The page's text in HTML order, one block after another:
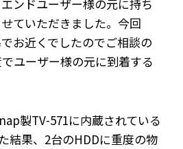
ンドユーザー様の元に持ち
ていただきました。今回
お近くでしたのでご相談の
ユーザー様の元に到着する
製TV-571に内蔵されている
結果、2台のHDDに重度の物